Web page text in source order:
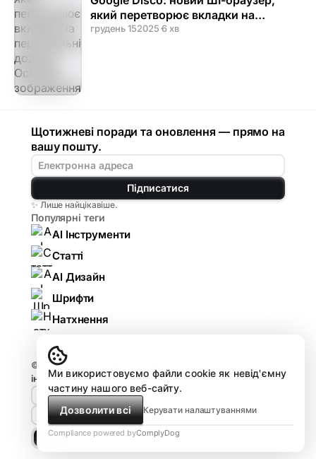
який перетворює вкладки на
персональні додатки
грудень 152025·6 хв
Щотижневі поради та оновлення — прямо на
вашу пошту.
Підписатися
✨ Лише найцікавіше.
Популярні теги
AI Інструменти
Статті
AI Дизайн
Шрифти
Натхнення
© 2026
інструменти, гайди, огляди.
🤘🏻 Design HUB by Komarov
Реклама та співпраця
Про проєкт
Light Dark Dune Matrix Royal
Ми використовуємо файли cookie як невід'ємну
частину нашого веб-сайту.
Дозволити всі
Керувати налаштуваннями
Compliance powered byComplyDog